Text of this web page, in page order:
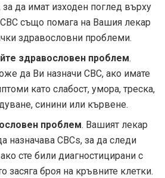
за да имат изходен поглед върху
също помага на Вашия лекар
здравословни проблеми.
здравословен проблем.
да Ви назначи CBC, ако имате
като слабост, умора, треска,
синини или кървене.
проблем. Вашият лекар
назначава CBCs, за да следи
сте били диагностицирани с
засяга броя на кръвните клетки.